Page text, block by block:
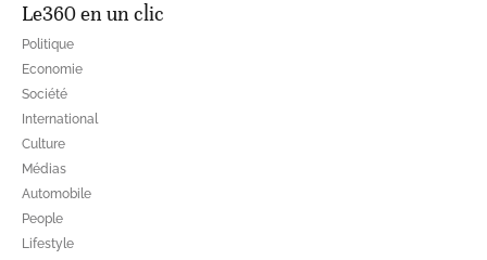
Le360 en un clic
Politique
Economie
Société
International
Culture
Médias
Automobile
People
Lifestyle